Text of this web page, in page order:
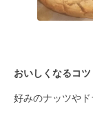
おいしくなるコツ
好みのナッツやド